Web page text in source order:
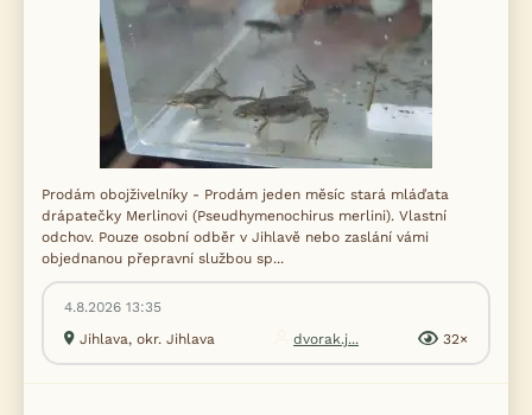
Prodám obojživelníky - Prodám jeden měsíc stará mláďata
drápatečky Merlinovi (Pseudhymenochirus merlini). Vlastní
odchov. Pouze osobní odběr v Jihlavě nebo zaslání vámi
objednanou přepravní službou sp...
4.8.2026 13:35
Jihlava, okr. Jihlava
dvorak.j... 32×